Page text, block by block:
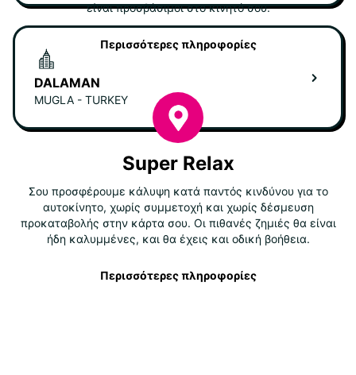
DALAMAN
MUGLA - TURKEY
είναι προσβάσιμοι στο κινητό σου.
Περισσότερες πληροφορίες
Super Relax
Σου προσφέρουμε κάλυψη κατά παντός κινδύνου για το
αυτοκίνητο, χωρίς συμμετοχή και χωρίς δέσμευση
προκαταβολής στην κάρτα σου. Οι πιθανές ζημιές θα είναι
ήδη καλυμμένες, και θα έχεις και οδική βοήθεια.
Περισσότερες πληροφορίες